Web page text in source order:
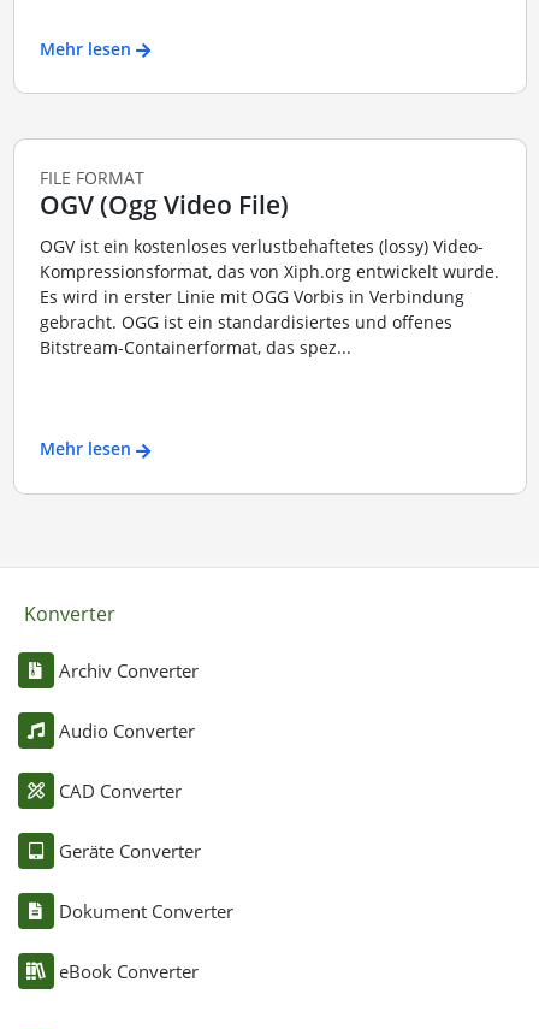
Mehr lesen
FILE FORMAT
OGV (Ogg Video File)
OGV ist ein kostenloses verlustbehaftetes (lossy) Video-
Kompressionsformat, das von Xiph.org entwickelt wurde.
Es wird in erster Linie mit OGG Vorbis in Verbindung
gebracht. OGG ist ein standardisiertes und offenes
Bitstream-Containerformat, das spez...
Mehr lesen
Konverter
Archiv Converter
Audio Converter
CAD Converter
Geräte Converter
Dokument Converter
eBook Converter